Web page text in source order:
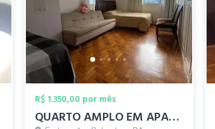
R$ 1.350,00 por mês
QUARTO AMPLO EM APARTAMENTO MOBILIADO